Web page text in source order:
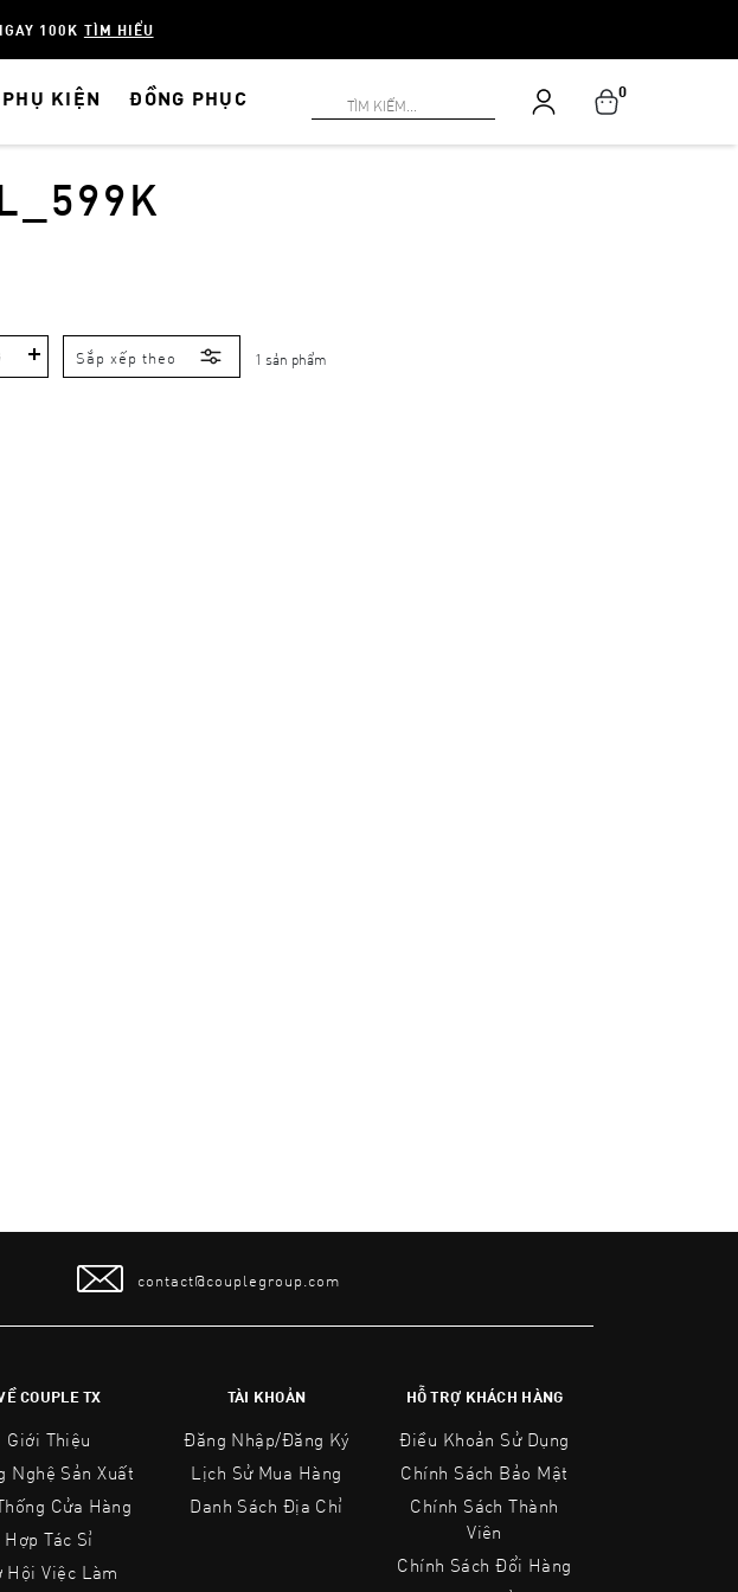
100K TÌM HIỂU
PHỤ KIỆN ĐỒNG PHỤC 0
Sắp xếp theo 1 sản phẩm
contact@couplegroup.com
COUPLE TX
Giới Thiệu
Nghệ Sản Xuất
Cửa Hàng
Hợp Tác Sỉ
Hội Việc Làm
TÀI KHOẢN
Đăng Nhập/Đăng Ký
Lịch Sử Mua Hàng
Danh Sách Địa Chỉ
HỖ TRỢ KHÁCH HÀNG
Điều Khoản Sử Dụng
Chính Sách Bảo Mật
Chính Sách Thành
Viên
Chính Sách Đổi Hàng